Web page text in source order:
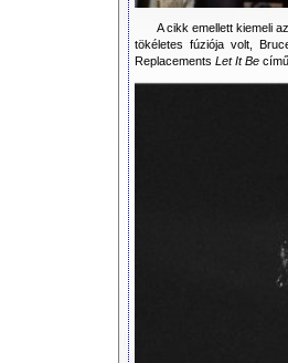
A cikk emellett kiemeli
tökéletes fúziója volt,
Replacements Let It Be